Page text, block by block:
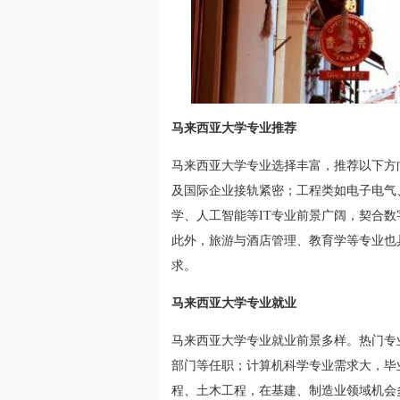
马来西亚大学专业推荐
马来西亚大学专业选择丰富，推荐以下
及国际企业接轨紧密；工程类如电子电
学、人工智能等IT专业前景广阔，契合
此外，旅游与酒店管理、教育学等专业
求。
马来西亚大学专业就业
马来西亚大学专业就业前景多样。热门
部门等任职；计算机科学专业需求大，
程、土木工程，在基建、制造业领域机